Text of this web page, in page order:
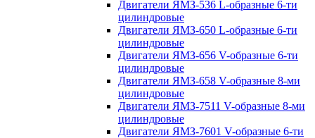
Двигатели ЯМЗ-536 L-образные 6-ти
цилиндровые
Двигатели ЯМЗ-650 L-образные 6-ти
цилиндровые
Двигатели ЯМЗ-656 V-образные 6-ти
цилиндровые
Двигатели ЯМЗ-658 V-образные 8-ми
цилиндровые
Двигатели ЯМЗ-7511 V-образные 8-ми
цилиндровые
Двигатели ЯМЗ-7601 V-образные 6-ти